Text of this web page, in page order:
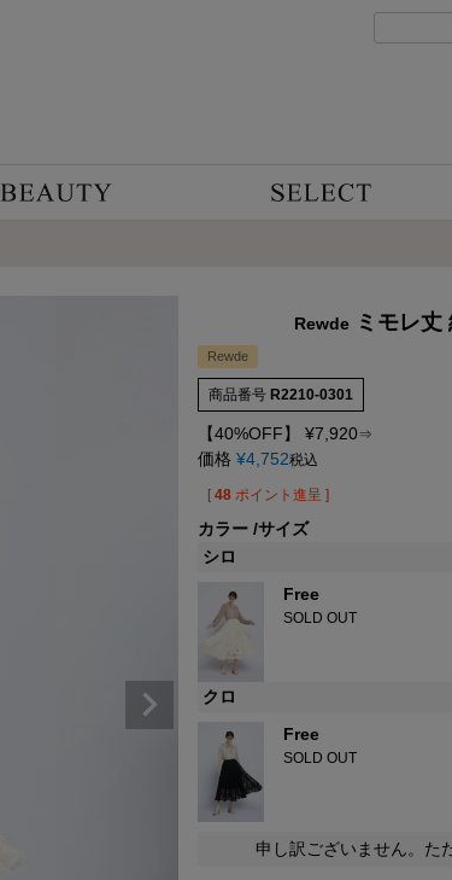
Rewde ミモレ丈
Rewde
商品番号 R2210-0301
【40%OFF】 ¥7,920⇒
価格 ¥4,752税込
[ 48 ポイント進呈 ]
カラー サイズ
シロ
Free
SOLD OUT
クロ
Free
SOLD OUT
申し訳ございません。た